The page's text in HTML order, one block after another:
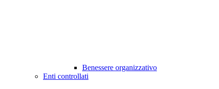
Benessere organizzativo
Enti controllati